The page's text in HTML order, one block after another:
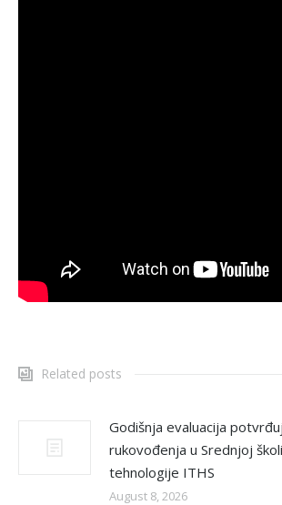
Related posts
Godišnja evaluacija
rukovođenja u Srednjoj
tehnologije ITHS
August 8, 2026